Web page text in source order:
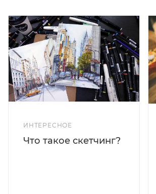
ИНТЕРЕСНОЕ
Что такое скетчинг?